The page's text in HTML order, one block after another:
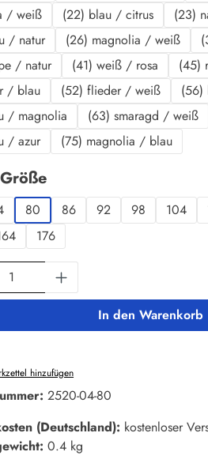
/ weiß
(22) blau / citrus
(23)
/ natur
(26) magnolia / weiß
/ natur
(41) weiß / rosa
(45)
/ blau
(52) flieder / weiß
(56)
/ magnolia
(63) smaragd / weiß
/ azur
(75) magnolia / blau
auswählen
80 86 92 98 104
176
Anzahl: Gib den
In den Warenkorb
hinzufügen
2520-04-80
(Deutschland): kostenloser
0.4 kg